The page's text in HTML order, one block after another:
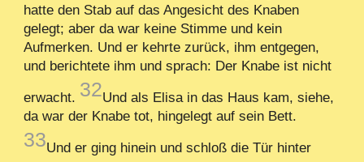
hatte den Stab auf das Angesicht des Knaben
gelegt; aber da war keine Stimme und kein
Aufmerken. Und er kehrte zurück, ihm entgegen,
und berichtete ihm und sprach: Der Knabe ist nicht
erwacht. 32Und als Elisa in das Haus kam, siehe,
da war der Knabe tot, hingelegt auf sein Bett.
33Und er ging hinein und schloß die Tür hinter